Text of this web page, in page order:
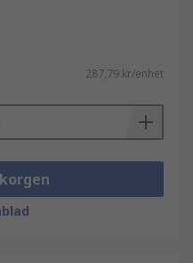
287,79 kr/enhet